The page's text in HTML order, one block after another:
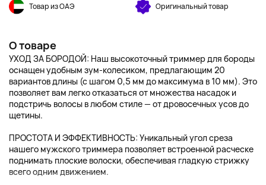
Товар из ОАЭ Оригинальный товар
О товаре
УХОД ЗА БОРОДОЙ: Наш высокоточный триммер для бороды
оснащен удобным зум-колесиком, предлагающим 20
вариантов длины (с шагом 0,5 мм до максимума в 10 мм). Это
позволяет вам легко отказаться от множества насадок и
подстричь волосы в любом стиле — от дровосечных усов до
щетины.
ПРОСТОТА И ЭФФЕКТИВНОСТЬ: Уникальный угол среза
нашего мужского триммера позволяет встроенной расческе
поднимать плоские волоски, обеспечивая гладкую стрижку
всего одним движением.